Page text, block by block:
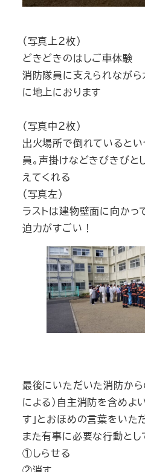
（写真上２枚）
どきどきのはしご車体験
消防隊員に支えられながら
に地上におります
（写真中２枚）
出火場所で倒れていると
員。声掛けなどきびきび
えてくれる
（写真左）
ラストは建物壁面に向かっ
迫力がすごい！
最後にいただいた消防から
による）自主消防を含めよ
す」とおほめの言葉をいた
また有事に必要な行動とし
①しらせる